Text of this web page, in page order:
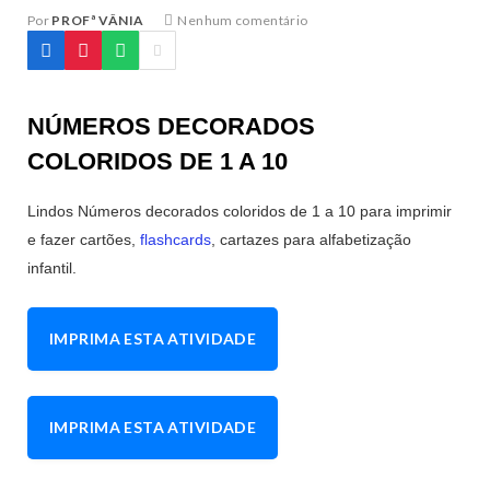
Por PROFª VÂNIA Nenhum comentário
NÚMEROS DECORADOS
COLORIDOS DE 1 A 10
Lindos Números decorados coloridos de 1 a 10 para imprimir
e fazer cartões, flashcards , cartazes para alfabetização
infantil.
IMPRIMA ESTA ATIVIDADE
IMPRIMA ESTA ATIVIDADE